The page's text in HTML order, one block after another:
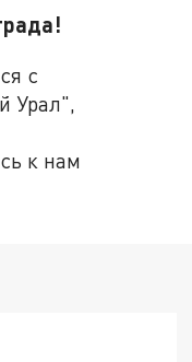
с
Урал",
к нам